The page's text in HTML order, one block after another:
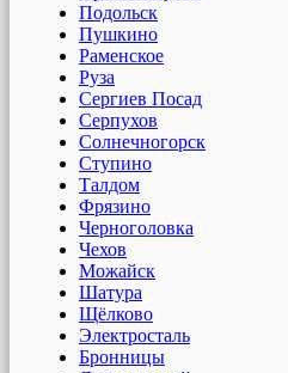
Подольск
Пушкино
Раменское
Руза
Сергиев Посад
Серпухов
Солнечногорск
Ступино
Талдом
Фрязино
Черноголовка
Чехов
Можайск
Шатура
Щёлково
Электросталь
Бронницы